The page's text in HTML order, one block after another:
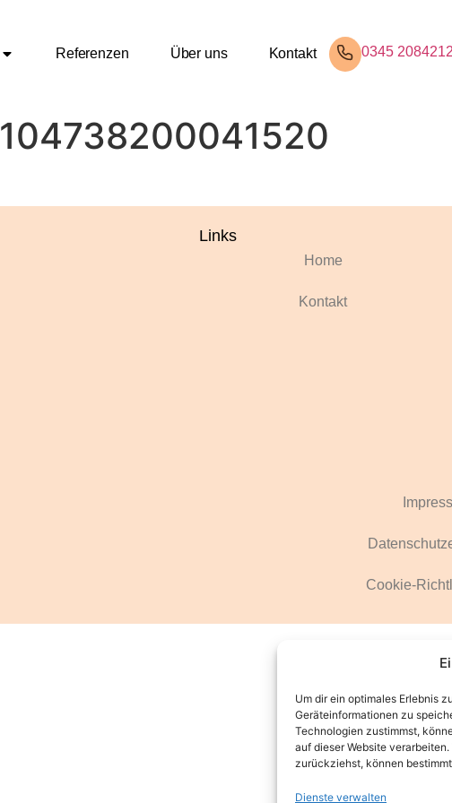
Um dir ein optimales Erlebnis
Geräteinformationen zu
Technologien zustimmst,
auf dieser Website
zurückziehst, können
Dienste verwalten
Referenzen Über uns Kontakt 0345
104738200041520
Links
Home
Kontakt
Cookie-